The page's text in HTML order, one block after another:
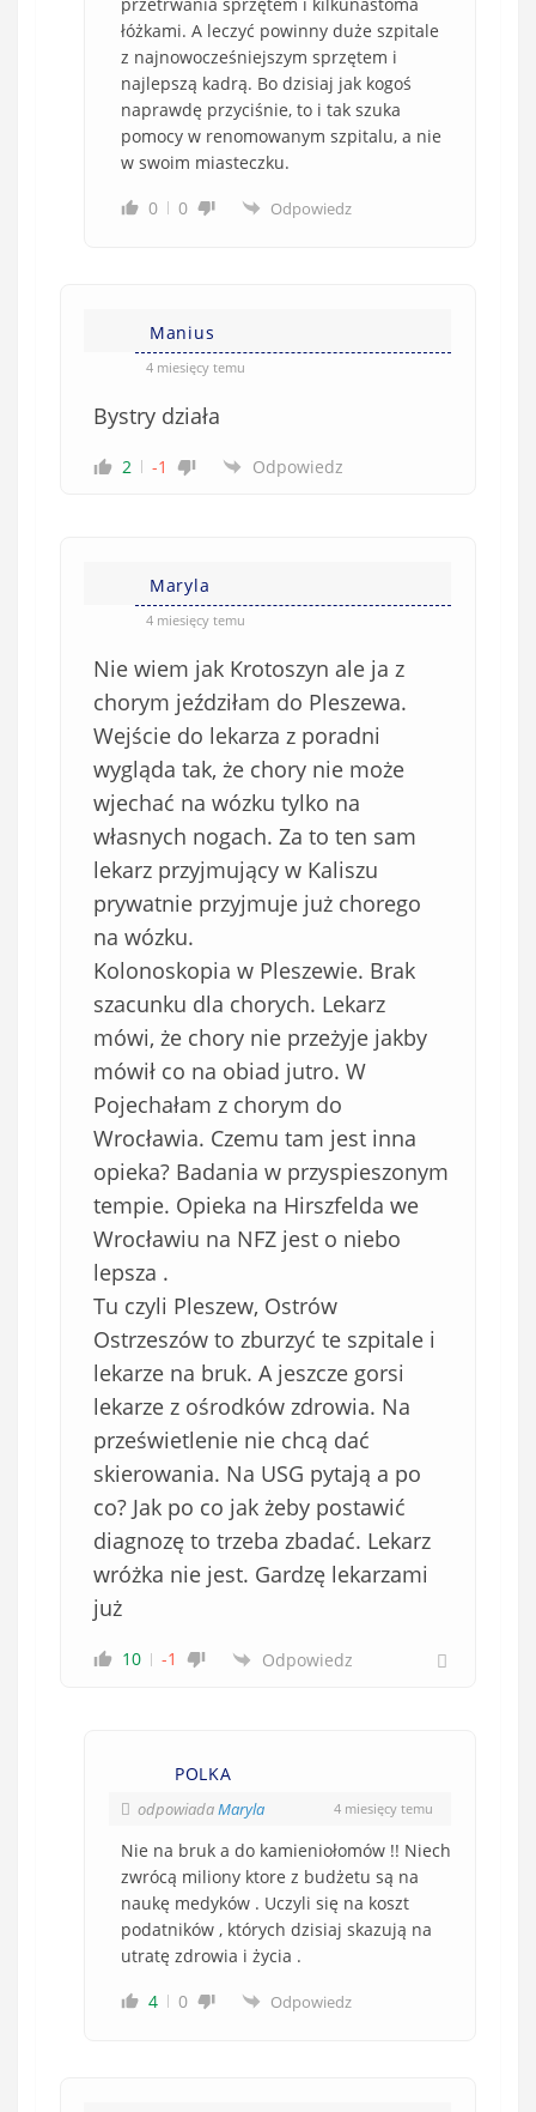
łóżkami. A leczyć powinny duże szpitale
z najnowocześniejszym sprzętem i
najlepszą kadrą. Bo dzisiaj jak kogoś
naprawdę przyciśnie, to i tak szuka
pomocy w renomowanym szpitalu, a nie
w swoim miasteczku.
0
0 Odpowiedz
Manius
4 miesięcy temu
Bystry działa
2 -1 Odpowiedz
Maryla
4 miesięcy temu
Nie wiem jak Krotoszyn ale ja z
chorym jeździłam do Pleszewa.
Wejście do lekarza z poradni
wygląda tak, że chory nie może
wjechać na wózku tylko na
własnych nogach. Za to ten sam
lekarz przyjmujący w Kaliszu
prywatnie przyjmuje już chorego
na wózku.
Kolonoskopia w Pleszewie. Brak
szacunku dla chorych. Lekarz
mówi, że chory nie przeżyje jakby
mówił co na obiad jutro. W
Pojechałam z chorym do
Wrocławia. Czemu tam jest inna
opieka? Badania w przyspieszonym
tempie. Opieka na Hirszfelda we
Wrocławiu na NFZ jest o niebo
lepsza .
Tu czyli Pleszew, Ostrów
Ostrzeszów to zburzyć te szpitale i
lekarze na bruk. A jeszcze gorsi
lekarze z ośrodków zdrowia. Na
prześwietlenie nie chcą dać
skierowania. Na USG pytają a po
co? Jak po co jak żeby postawić
diagnozę to trzeba zbadać. Lekarz
wróżka nie jest. Gardzę lekarzami
już
10 -1 Odpowiedz
POLKA
odpowiadaMaryla 4 miesięcy temu
Nie na bruk a do kamieniołomów !! Niech
zwrócą miliony ktore z budżetu są na
naukę medyków . Uczyli się na koszt
podatników , których dzisiaj skazują na
utratę zdrowia i życia .
4
0 Odpowiedz